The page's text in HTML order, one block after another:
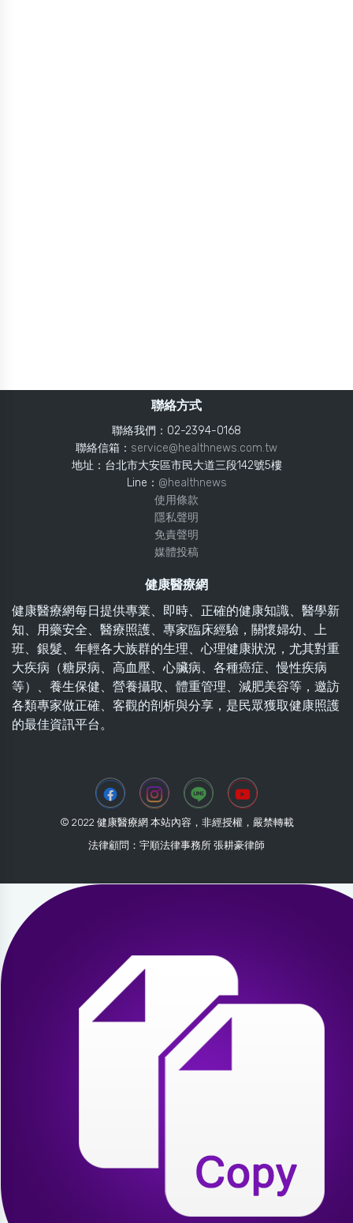
聯絡方式
聯絡我們：02-2394-0168
聯絡信箱： service@healthnews.com.tw
地址：台北市大安區市民大道三段142號5樓
Line： @healthnews
使用條款
隱私聲明
免責聲明
媒體投稿
健康醫療網
健康醫療網每日提供專業、即時、正確的健康知識、醫學新
知、用藥安全、醫療照護、專家臨床經驗，關懷婦幼、上
班、銀髮、年輕各大族群的生理、心理健康狀況，尤其對重
大疾病（糖尿病、高血壓、心臟病、各種癌症、慢性疾病
等）、養生保健、營養攝取、體重管理、減肥美容等，邀訪
各類專家做正確、客觀的剖析與分享，是民眾獲取健康照護
的最佳資訊平台。
© 2022 健康醫療網 本站內容，非經授權，嚴禁轉載
法律顧問：宇順法律事務所 張耕豪律師